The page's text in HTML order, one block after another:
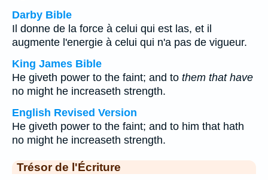
Darby Bible
Il donne de la force à celui qui est las, et il
augmente l'energie à celui qui n'a pas de vigueur.
King James Bible
He giveth power to the faint; and to them that have
no might he increaseth strength.
English Revised Version
He giveth power to the faint; and to him that hath
no might he increaseth strength.
Trésor de l'Écriture